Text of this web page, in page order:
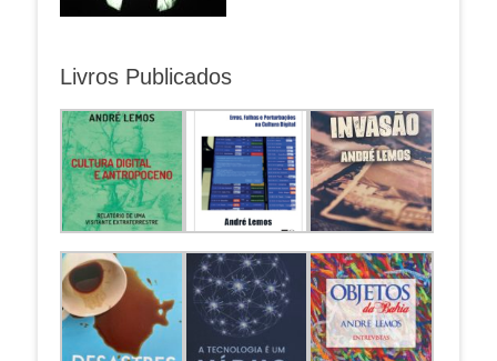
Livros Publicados